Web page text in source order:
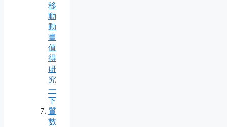
移
動
動
畫
值
得
研
究
一
下
質
數